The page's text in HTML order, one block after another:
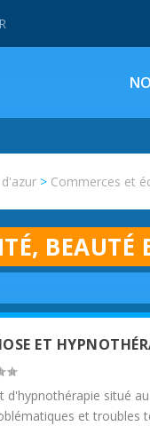
> Commerces et
BEAUTÉ
ET
d'hypnothérapie situé
et troubles